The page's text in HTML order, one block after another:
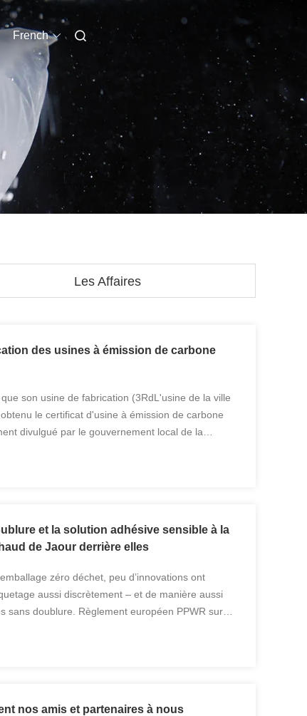
French
Les Affaires
des usines à émission de carbone
son usine de fabrication (3RdL'usine de la ville
le certificat d'usine à émission de carbone
divulgué par le gouvernement local de la
et la solution adhésive sensible à la
de Jaour derrière elles
zéro déchet, peu d’innovations ont
aussi discrètement – ​​et de manière aussi
sans doublure. Règlement européen PPWR sur
nos amis et partenaires à nous